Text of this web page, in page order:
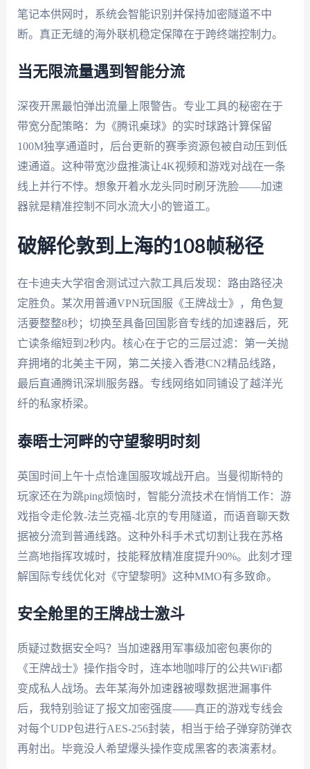
笔记本供网时，系统会智能识别并保持加密隧道不中
断。真正无缝的海外联机稳定保障在于跨终端控制力。
当无限流量遇到智能分流
深夜开黑最怕弹出流量上限警告。专业工具的秘密在于
带宽分配策略：为《腾讯桌球》的实时球路计算保留
100M独享通道时，后台更新的赛季资源包被自动压到低
速通道。这种带宽沙盘推演让4K视频和游戏对战在一条
线上并行不悖。想象开着水龙头同时刷牙洗脸——加速
器就是精准控制不同水流大小的管道工。
破解伦敦到上海的108帧秘径
在卡迪夫大学宿舍测试过六款工具后发现：路由路径决
定胜负。某次用普通VPN玩国服《王牌战士》，角色复
活要整整8秒；切换至具备回国影音专线的加速器后，死
亡读条缩短到2秒内。核心在于它的三层过滤：第一关抛
弃拥堵的北美主干网，第二关接入香港CN2精品线路，
最后直通腾讯深圳服务器。专线网络如同铺设了越洋光
纤的私家桥梁。
泰晤士河畔的守望黎明时刻
英国时间上午十点恰逢国服攻城战开启。当曼彻斯特的
玩家还在为跳ping烦恼时，智能分流技术在悄悄工作：游
戏指令走伦敦-法兰克福-北京的专用隧道，而语音聊天数
据被分流到普通线路。这种外科手术式切割让我在苏格
兰高地指挥攻城时，技能释放精准度提升90%。此刻才理
解国际专线优化对《守望黎明》这种MMO有多致命。
安全舱里的王牌战士激斗
质疑过数据安全吗？当加速器用军事级加密包裹你的
《王牌战士》操作指令时，连本地咖啡厅的公共WiFi都
变成私人战场。去年某海外加速器被曝数据泄漏事件
后，我特别验证了报文加密强度——真正的游戏专线会
对每个UDP包进行AES-256封装，相当于给子弹穿防弹衣
再射出。毕竟没人希望爆头操作变成黑客的表演素材。